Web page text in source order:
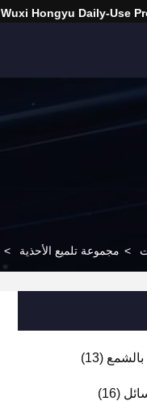
Wuxi Hongyu Daily-Use
> مجموعة تلميع الأحذية >
بالشمع (13)
(16)